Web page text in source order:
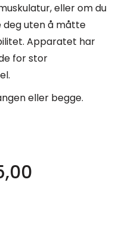
eller om du
deg uten å måtte
Apparatet har
for stor
eller begge.